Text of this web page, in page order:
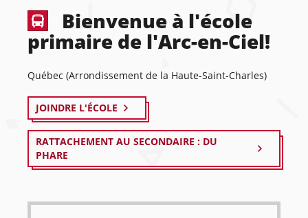
Bienvenue à l'école
primaire de l'Arc-en-Ciel!
Québec (Arrondissement de la Haute-Saint-Charles)
JOINDRE L'ÉCOLE
RATTACHEMENT AU SECONDAIRE : DU
PHARE